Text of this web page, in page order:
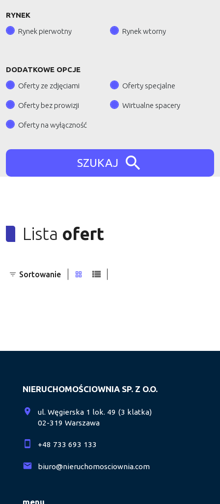
RYNEK
Rynek pierwotny
Rynek wtorny
DODATKOWE OPCJE
Oferty ze zdjęciami
Oferty specjalne
Oferty bez prowizji Wirtualne spacery
Oferty na wyłączność
SZUKAJ
Lista ofert
Sortowanie
tabelalista
NIERUCHOMOŚCIOWNIA SP. Z O.O.
ul. Węgierska 1 lok. 49 (3 klatka)
02-319 Warszawa
+48 733 693 133
biuro@nieruchomosciownia.com
menu